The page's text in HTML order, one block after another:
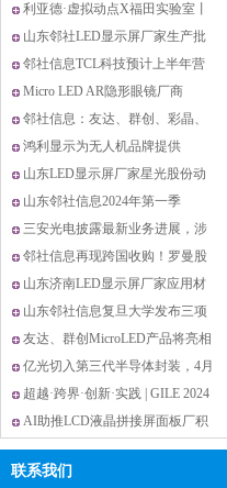
质量认证证书
巨头东山精密完成
利亚德·虚拟动点X福田实验室丨
高精度数据采集
山东邻社LED显示屏厂家生产批
发全彩LED电子大屏
邻社信息TCL科技预计上半年营
收达906亿元，显示
Micro LED AR隐形眼镜厂商
XPANCEO获2.5亿美元融资
邻社信息：友达、群创、彩晶、
凌巨等6家面板厂
鸿利显示为无人机品牌提供
MiniLED触控屏
山东LED显示屏厂家星光股份动
作频频，积极探索
山东邻社信息2024年第一季
OLED桌面显示器出货量约
三安光电披露最新业务进展，涉
及MIP、车用LED等
邻社信息再现跨国收购！罗曼股
份拟2亿控股PRE
山东济南LED显示屏厂家应用材
料公司研发新型M
山东邻社信息复旦大学发布三项
应用光谱领域创
友达、群创MicroLED产品将亮相
SID显示周
亿光切入第三代半导体封装，4月
营收创近23个月
超越·跨界·创新·实践 | GILE 2024
规模创历史新高
AI助推LCD液晶拼接屏面板厂积
极变身Tier 1
联系我们